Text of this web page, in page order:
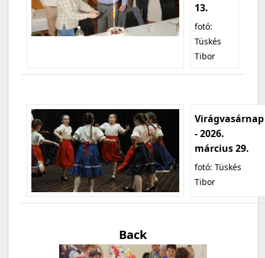
13.
fotó:
Tüskés
Tibor
Virágvasárnap
- 2026.
március 29.
fotó: Tüskés
Tibor
Back